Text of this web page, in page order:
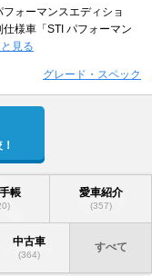
ォーマンスエディショ
様車「STI パフォーマン
見る
グレード・スペック
帳 愛車紹介
(357)
中古車
(364)
すべて